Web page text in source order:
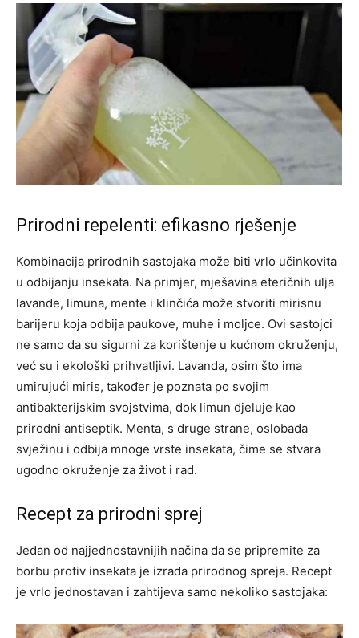
Prirodni repelenti: efikasno rješenje
Kombinacija prirodnih sastojaka može biti vrlo učinkovita
u odbijanju insekata. Na primjer, mješavina eteričnih ulja
lavande, limuna, mente i klinčića može stvoriti mirisnu
barijeru koja odbija paukove, muhe i moljce. Ovi sastojci
ne samo da su sigurni za korištenje u kućnom okruženju,
već su i ekološki prihvatljivi. Lavanda, osim što ima
umirujući miris, također je poznata po svojim
antibakterijskim svojstvima, dok limun djeluje kao
prirodni antiseptik. Menta, s druge strane, oslobađa
svježinu i odbija mnoge vrste insekata, čime se stvara
ugodno okruženje za život i rad.
Recept za prirodni sprej
Jedan od najjednostavnijih načina da se pripremite za
borbu protiv insekata je izrada prirodnog spreja. Recept
je vrlo jednostavan i zahtijeva samo nekoliko sastojaka: